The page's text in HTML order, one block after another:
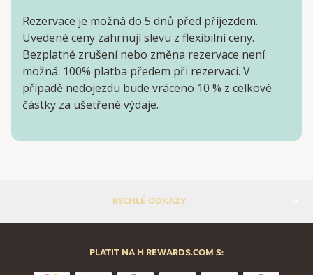
Rezervace je možná do 5 dnů před příjezdem.
Uvedené ceny zahrnují slevu z flexibilní ceny.
Bezplatné zrušení nebo změna rezervace není
možná. 100% platba předem při rezervaci. V
případě nedojezdu bude vráceno 10 % z celkové
částky za ušetřené výdaje.
RYCHLÉ ODKAZY
PLATIT NA H REWARDS.COM S: